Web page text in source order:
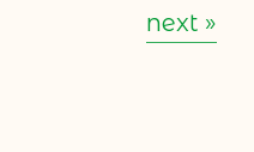
next »